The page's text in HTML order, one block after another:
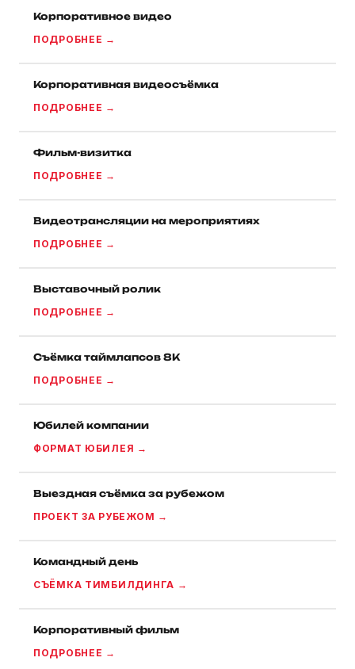
Корпоративное видео
ПОДРОБНЕЕ →
Корпоративная видеосъёмка
ПОДРОБНЕЕ →
Фильм-визитка
ПОДРОБНЕЕ →
Видеотрансляции на мероприятиях
ПОДРОБНЕЕ →
Выставочный ролик
ПОДРОБНЕЕ →
Съёмка таймлапсов 8K
ПОДРОБНЕЕ →
Юбилей компании
ФОРМАТ ЮБИЛЕЯ →
Выездная съёмка за рубежом
ПРОЕКТ ЗА РУБЕЖОМ →
Командный день
СЪЁМКА ТИМБИЛДИНГА →
Корпоративный фильм
ПОДРОБНЕЕ →